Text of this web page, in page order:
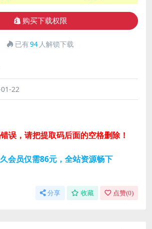
购买下载权限
已有94 人解锁下载
22
误，请把提取码后面的空格删除！
会员仅需86元，全站资源畅下
分享 收藏 点赞(0)